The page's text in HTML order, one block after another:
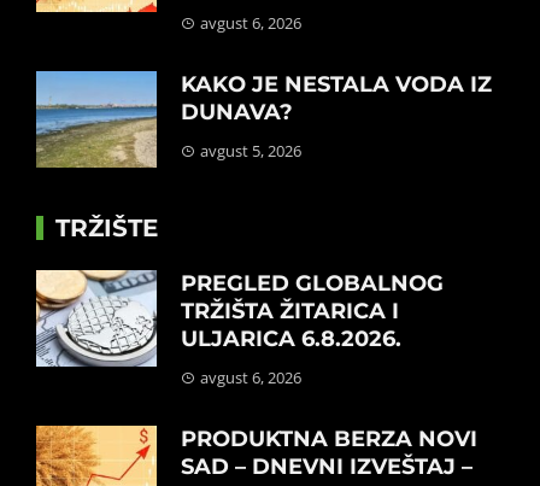
avgust 6, 2026
KAKO JE NESTALA VODA IZ
DUNAVA?
avgust 5, 2026
TRŽIŠTE
PREGLED GLOBALNOG
TRŽIŠTA ŽITARICA I
ULJARICA 6.8.2026.
avgust 6, 2026
PRODUKTNA BERZA NOVI
SAD – DNEVNI IZVEŠTAJ –